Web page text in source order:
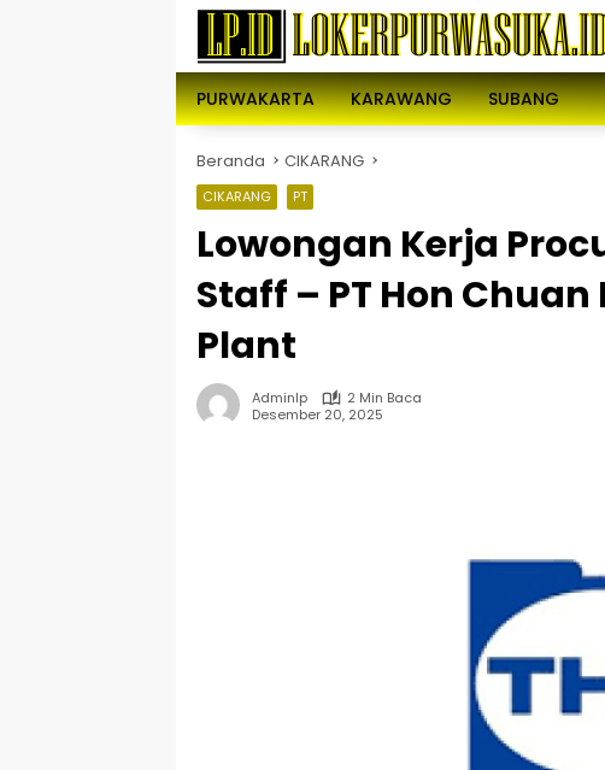
PURWAKARTA KARAWANG SUBANG
Beranda CIKARANG
CIKARANG PT
Lowongan Kerja
Staff – PT Hon
Plant
Adminlp
2 Min Baca
Desember 20, 2025